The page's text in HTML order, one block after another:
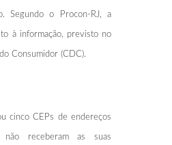
Segundo o Procon-RJ, a
à informação, previsto no
Consumidor (CDC).
cinco CEPs de endereços
receberam as suas